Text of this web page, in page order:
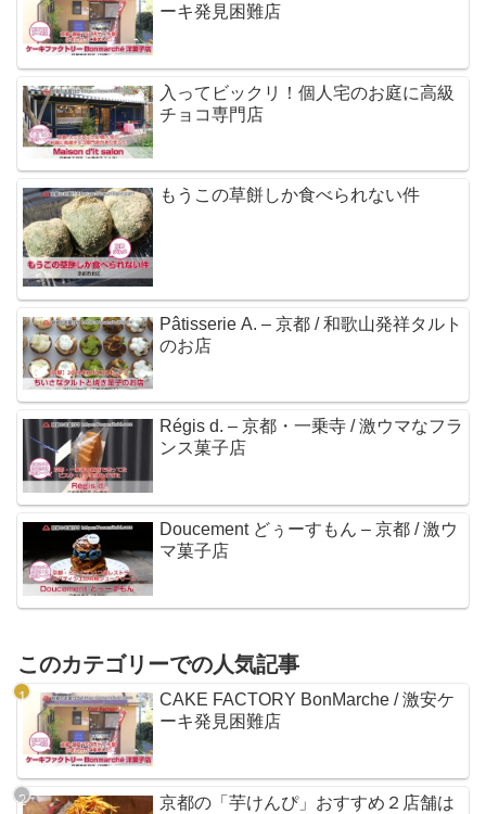
ーキ発見困難店
入ってビックリ！個人宅のお庭に高級
チョコ専門店
もうこの草餅しか食べられない件
Pâtisserie A. – 京都 / 和歌山発祥タルト
のお店
Régis d. – 京都・一乗寺 / 激ウマなフラ
ンス菓子店
Doucement どぅーすもん – 京都 / 激ウ
マ菓子店
このカテゴリーでの人気記事
CAKE FACTORY BonMarche / 激安ケ
ーキ発見困難店
京都の「芋けんぴ」おすすめ２店舗は